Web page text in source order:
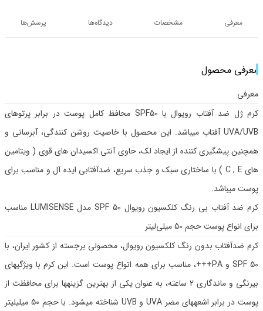
معرفی مشخصات دیدگاه‌ها پرسش‌ها
معرفی محصول
معرفی
کرم ژل ضد آفتاب رویوال با SPF50 محافظ کامل پوست در برابر پرتوهای
UVA/UVB آفتاب میباشد. این محصول با خاصیت روشن کنندگی، آبرسانی و
همچنین پیشگیری کننده از ایجاد لک، حاوی آنتی اکسیدان های قوی ( ویتامین
های C , E ) با ساختاری سبک و جذب سریع، ضدآفتابی ایده آل و مناسب برای
پوست میباشد.
کرم ضد آفتاب بی رنگ کلکسیون رویوال SPF 50 مدل LUMISENSE مناسب
برای انواع پوست حجم 50 میلی‌لیتر
کرم ضدآفتاب بدون رنگ کلکسیون رویوال، محصولی برجسته از کشور ایران، با
SPF 50 و PA+++، مناسب برای همه انواع پوست است. این کرم با ویژگیهای
بیرنگی و ماندگاری 2 ساعته، به عنوان یکی از بهترین گزینهها برای محافظت از
پوست در برابر اشعههای مضر UVA و UVB شناخته میشود. با حجم 50 میلیلیتر